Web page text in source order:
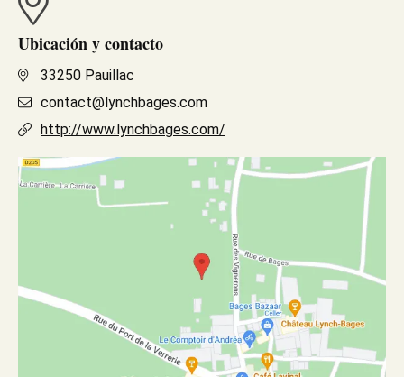
Ubicación y contacto
33250 Pauillac
contact@lynchbages.com
http://www.lynchbages.com/